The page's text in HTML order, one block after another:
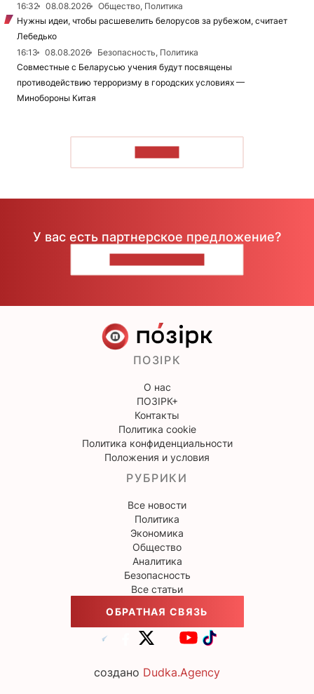
16:32
08.08.2026
Общество, Политика
Нужны идеи, чтобы расшевелить белорусов за рубежом, считает
Лебедько
16:13
08.08.2026
Безопасность, Политика
Совместные с Беларусью учения будут посвящены
противодействию терроризму в городских условиях —
Минобороны Китая
У вас есть партнерское предложение?
ПОЗІРК
О нас
ПОЗІРК+
Контакты
Политика cookie
Политика конфиденциальности
Положения и условия
РУБРИКИ
Все новости
Политика
Экономика
Общество
Аналитика
Безопасность
Все статьи
ОБРАТНАЯ СВЯЗЬ
создано Dudka.Agency